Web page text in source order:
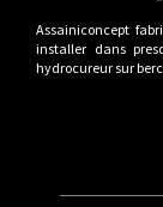
Assainiconcept
installer dans
hydrocureur sur